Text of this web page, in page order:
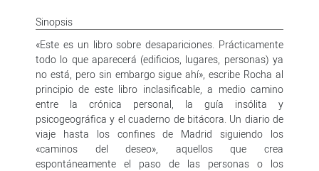
Sinopsis
«Este es un libro sobre desapariciones. Prácticamente
todo lo que aparecerá (edificios, lugares, personas) ya
no está, pero sin embargo sigue ahí», escribe Rocha al
principio de este libro inclasificable, a medio camino
entre la crónica personal, la guía insólita y
psicogeográfica y el cuaderno de bitácora. Un diario de
viaje hasta los confines de Madrid siguiendo los
«caminos del deseo», aquellos que crea
espontáneamente el paso de las personas o los